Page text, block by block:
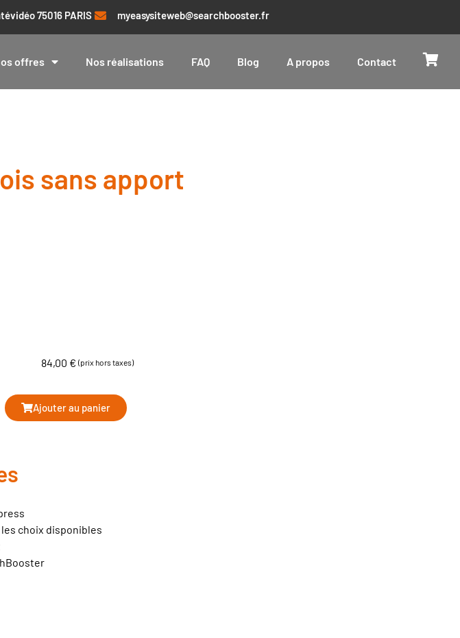
75016 PARIS myeasysiteweb@searchbooster.fr
offres Nos réalisations FAQ Blog A propos Contact
sans apport
84,00 € (prix hors taxes)
Ajouter au panier
les choix disponibles